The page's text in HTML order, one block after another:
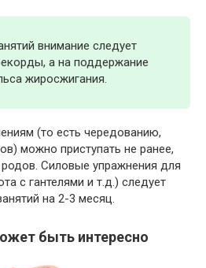
внимание следует
а на поддержание
жиросжигания.
(то есть чередованию,
можно приступать не ранее,
Силовые упражнения для
с гантелями и т.д.) следует
на 2-3 месяц.
быть интересно